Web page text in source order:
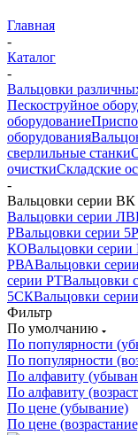
Главная
-
Каталог
-
Вальцовки
Пескоструйное
оборудование
оборудования
сверлильные станки
очисткиСкладские
-
Вальцовки серии ВК
Вальцовки серии
РВальцовки серии 5Р
КОВальцовки серии
РВАВальцовки
серии РТВальцовки
5СКВальцовки
Фильтр
По умолчанию
По популярности
По популярности
По алфавиту
По алфавиту
По цене (убывание)
По цене